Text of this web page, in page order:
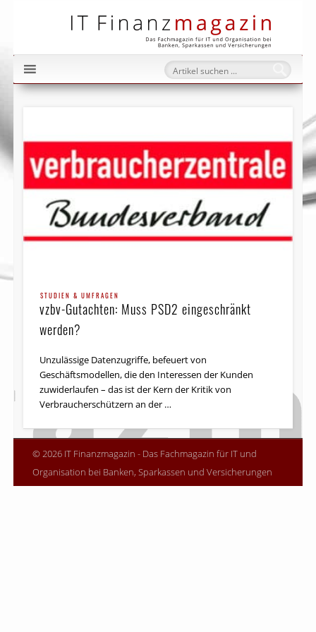
STUDIEN & UMFRAGEN
vzbv-Gutachten: Muss PSD2 eingeschränkt
werden?
Unzulässige Datenzugriffe, befeuert von
Geschäftsmodellen, die den Interessen der Kunden
zuwiderlaufen – das ist der Kern der Kritik von
Verbraucherschützern an der …
© 2026 IT Finanzmagazin - Das Fachmagazin für IT und
Organisation bei Banken, Sparkassen und Versicherungen